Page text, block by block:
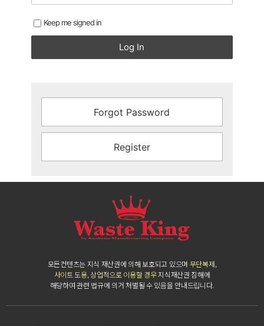
Keep me signed in
Log In
Forgot Password
Register
모든컨텐츠는 지식 재산권에 의해 보호되고 있으며 무단복제,
사이트 도용, 상업적으로 이용할 경우지식재산권 침해에
해당하여 관련 법규에 의거 처벌될 수 있음을 안내드립니다.